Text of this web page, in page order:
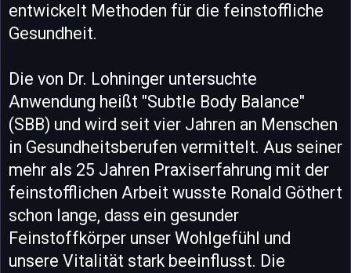
entwickelt Methoden für die feinstoffliche
Gesundheit.
Die von Dr. Lohninger untersuchte
Anwendung heißt "Subtle Body Balance"
(SBB) und wird seit vier Jahren an Menschen
in Gesundheitsberufen vermittelt. Aus seiner
mehr als 25 Jahren Praxiserfahrung mit der
feinstofflichen Arbeit wusste Ronald Göthert
schon lange, dass ein gesunder
Feinstoffkörper unser Wohlgefühl und
unsere Vitalität stark beeinflusst. Die